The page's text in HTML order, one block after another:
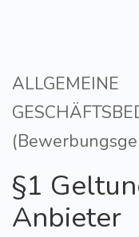
ALLGEMEINE
§1
Anbieter